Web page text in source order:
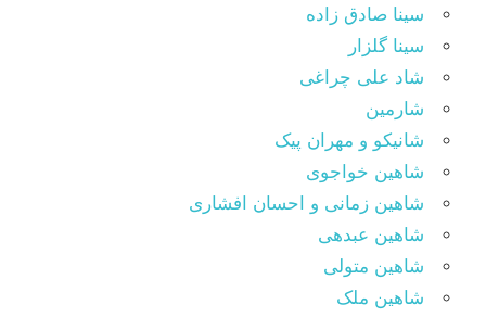
سینا صادق زاده
سینا گلزار
شاد علی چراغی
شارمین
شانیکو و مهران پیک
شاهین خواجوی
شاهین زمانی و احسان افشاری
شاهین عبدهی
شاهین متولی
شاهین ملک